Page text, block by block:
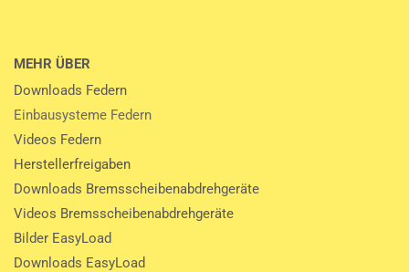
MEHR ÜBER
Downloads Federn
Einbausysteme Federn
Videos Federn
Herstellerfreigaben
Downloads Bremsscheibenabdrehgeräte
Videos Bremsscheibenabdrehgeräte
Bilder EasyLoad
Downloads EasyLoad